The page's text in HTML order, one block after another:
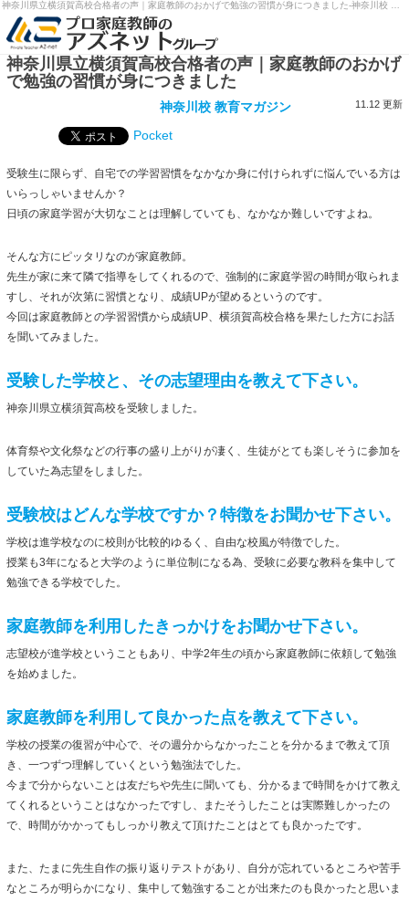
神奈川県立横須賀高校合格者の声｜家庭教師のおかげ
で勉強の習慣が身につきました
神奈川校 教育マガジン 11.12 更新
Pocket
受験生に限らず、自宅での学習習慣をなかなか身に付けられずに悩んでいる方は
いらっしゃいませんか？
日頃の家庭学習が大切なことは理解していても、なかなか難しいですよね。
そんな方にピッタリなのが家庭教師。
先生が家に来て隣で指導をしてくれるので、強制的に家庭学習の時間が取られま
すし、それが次第に習慣となり、成績UPが望めるというのです。
今回は家庭教師との学習習慣から成績UP、横須賀高校合格を果たした方にお話
を聞いてみました。
受験した学校と、その志望理由を教えて下さい。
神奈川県立横須賀高校を受験しました。
体育祭や文化祭などの行事の盛り上がりが凄く、生徒がとても楽しそうに参加を
していた為志望をしました。
受験校はどんな学校ですか？特徴をお聞かせ下さい。
学校は進学校なのに校則が比較的ゆるく、自由な校風が特徴でした。
授業も3年になると大学のように単位制になる為、受験に必要な教科を集中して
勉強できる学校でした。
家庭教師を利用したきっかけをお聞かせ下さい。
志望校が進学校ということもあり、中学2年生の頃から家庭教師に依頼して勉強
を始めました。
家庭教師を利用して良かった点を教えて下さい。
学校の授業の復習が中心で、その週分からなかったことを分かるまで教えて頂
き、一つずつ理解していくという勉強法でした。
今まで分からないことは友だちや先生に聞いても、分かるまで時間をかけて教え
てくれるということはなかったですし、またそうしたことは実際難しかったの
で、時間がかかってもしっかり教えて頂けたことはとても良かったです。
また、たまに先生自作の振り返りテストがあり、自分が忘れているところや苦手
なところが明らかになり、集中して勉強することが出来たのも良かったと思いま